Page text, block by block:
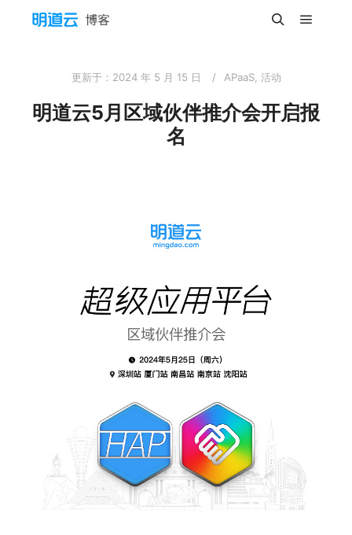
更新于： 2024 年 5 月 15 日 APaaS, 活动
明道云5月区域伙伴推介会开启报
名